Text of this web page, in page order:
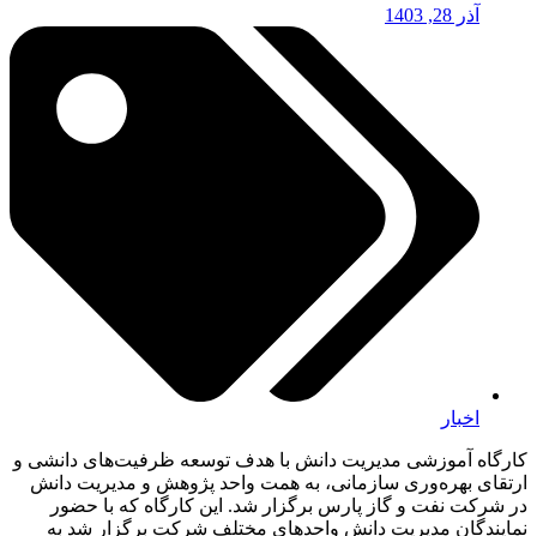
آذر 28, 1403
اخبار
کارگاه آموزشی مدیریت دانش با هدف توسعه ظرفیت‌های دانشی و
ارتقای بهره‌وری سازمانی، به همت واحد پژوهش و مدیریت دانش
در شرکت نفت و گاز پارس برگزار شد. این کارگاه که با حضور
نمایندگان مدیریت دانش واحدهای مختلف شرکت برگزار شد به